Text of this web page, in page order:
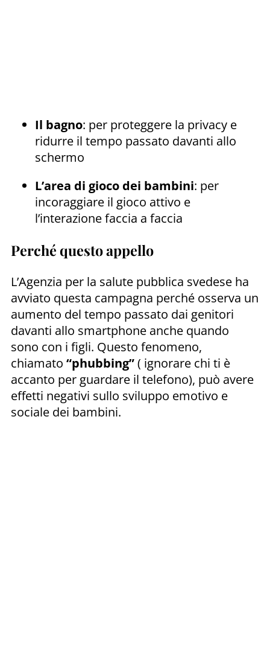
Il bagno: per proteggere la privacy e
ridurre il tempo passato davanti allo
schermo
L’area di gioco dei bambini: per
incoraggiare il gioco attivo e
l’interazione faccia a faccia
Perché questo appello
L’Agenzia per la salute pubblica svedese ha
avviato questa campagna perché osserva un
aumento del tempo passato dai genitori
davanti allo smartphone anche quando
sono con i figli. Questo fenomeno,
chiamato “phubbing”( ignorare chi ti è
accanto per guardare il telefono), può avere
effetti negativi sullo sviluppo emotivo e
sociale dei bambini.